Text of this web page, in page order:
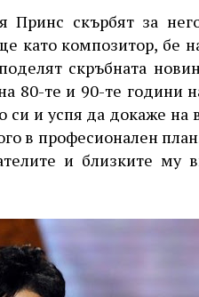
Принс скърбят за
като композитор, бе
скръбната
80-те и 90-те години
си и успя да докаже на
в професионален
и близките му